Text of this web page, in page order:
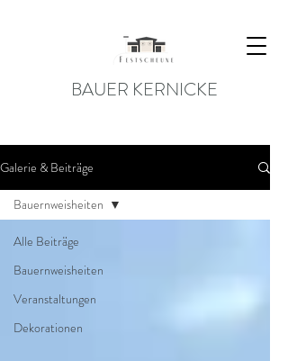
BAUER KERNICKE
Galerie & Beiträge
Alle Beiträge
Bauernweisheiten
Veranstaltungen
Dekorationen
Bauernweisheiten